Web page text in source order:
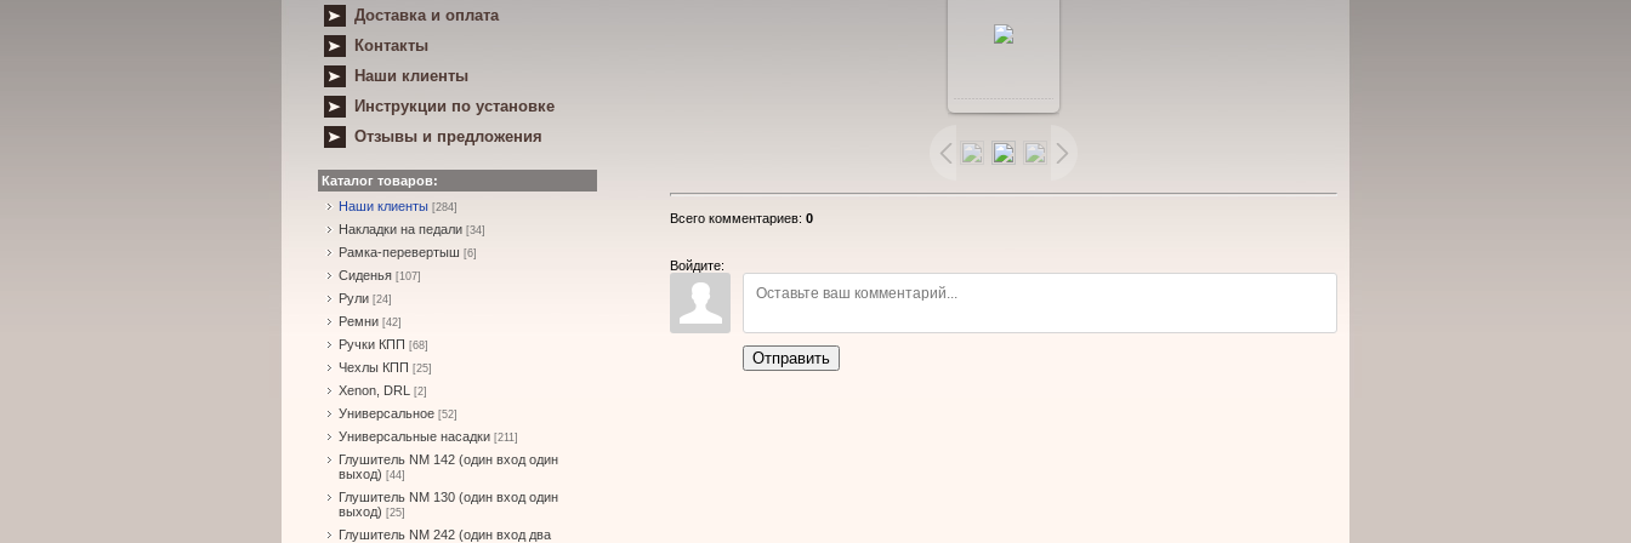
Доставка и оплата
Контакты
Наши клиенты
Инструкции по установке
Отзывы и предложения
Каталог товаров:
Наши клиенты [284]
Накладки на педали [34]
Рамка-перевертыш [6]
Сиденья [107]
Рули [24]
Ремни [42]
Ручки КПП [68]
Чехлы КПП [25]
Xenon, DRL [2]
Универсальное [52]
Универсальные насадки [211]
Глушитель NM 142 (один вход один
выход) [44]
Глушитель NM 130 (один вход один
выход) [25]
Глушитель NM 242 (один вход два
размере
Всего комментариев: 0
Войдите:
Отправить